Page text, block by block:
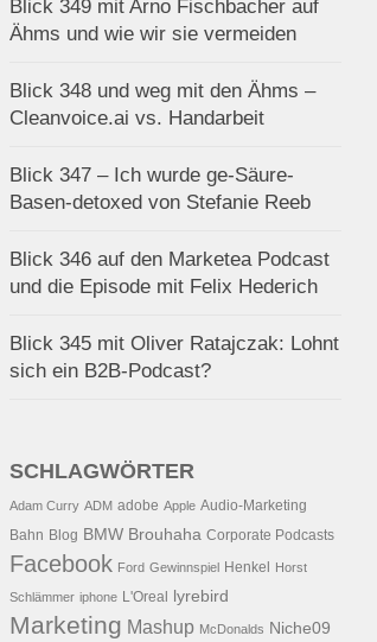
Blick 349 mit Arno Fischbacher auf
Ähms und wie wir sie vermeiden
Blick 348 und weg mit den Ähms –
Cleanvoice.ai vs. Handarbeit
Blick 347 – Ich wurde ge-Säure-
Basen-detoxed von Stefanie Reeb
Blick 346 auf den Marketea Podcast
und die Episode mit Felix Hederich
Blick 345 mit Oliver Ratajczak: Lohnt
sich ein B2B-Podcast?
SCHLAGWÖRTER
Adam Curry ADM adobe Apple Audio-Marketing
Bahn Blog BMW Brouhaha Corporate Podcasts
Facebook Ford Gewinnspiel Henkel Horst
Schlämmer iphone L'Oreal lyrebird
Marketing Mashup McDonalds Niche09